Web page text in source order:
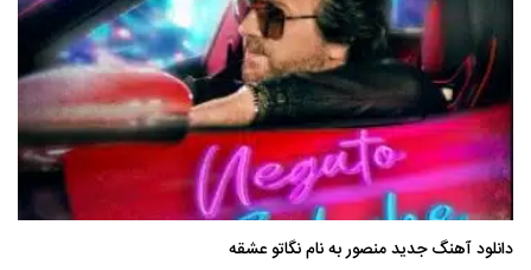
دانلود آهنگ جدید منصور به نام نگاتو عشقه